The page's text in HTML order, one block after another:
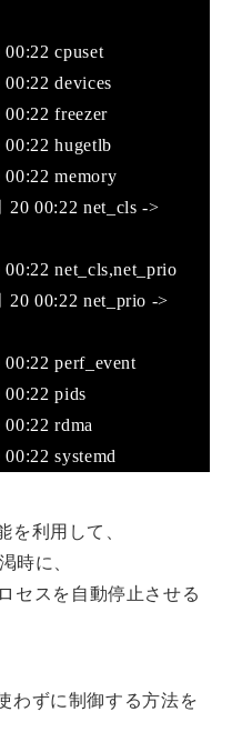
cpuset
devices
freezer
hugetlb
memory
00:22 net_cls ->
net_cls,net_prio
00:22 net_prio ->
perf_event
pids
rdma
systemd
を利用して、
時に、
セスを自動停止させる
わずに制御する方法を